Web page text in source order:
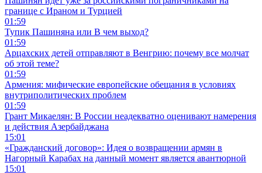
границе с Ираном и Турцией
01:59
Тупик Пашиняна или В чем выход?
01:59
Арцахских детей отправляют в Венгрию: почему все молчат
об этой теме?
01:59
Армения: мифические европейские обещания в условиях
внутриполитических проблем
01:59
Грант Микаелян: В России неадекватно оценивают намерения
и действия Азербайджана
15:01
«Гражданский договор»: Идея о возвращении армян в
Нагорный Карабах на данный момент является авантюрной
15:01